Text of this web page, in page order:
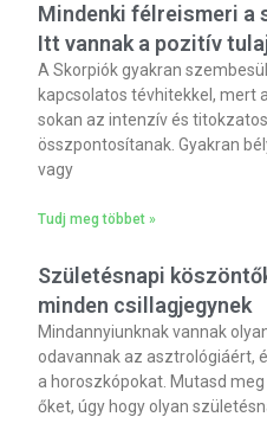
Mindenki félreismeri a
Itt vannak a pozitív
A Skorpiók gyakran
kapcsolatos tévhitekkel, mert
sokan az intenzív és
összpontosítanak. Gyakran
vagy
Tudj meg többet »
Születésnapi
minden csillagjegynek
Mindannyiunknak vannak
odavannak az asztrológiáért,
a horoszkópokat. Mutasd
őket, úgy hogy olyan